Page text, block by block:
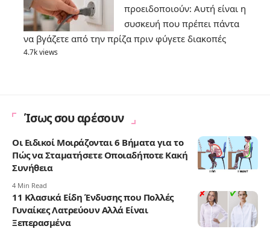
προειδοποιούν: Αυτή είναι η
συσκευή που πρέπει πάντα
να βγάζετε από την πρίζα πριν φύγετε διακοπές
4.7k views
Ίσως σου αρέσουν
Οι Ειδικοί Μοιράζονται 6 Βήματα για το
Πώς να Σταματήσετε Οποιαδήποτε Κακή
Συνήθεια
4 Min Read
11 Κλασικά Είδη Ένδυσης που Πολλές
Γυναίκες Λατρεύουν Αλλά Είναι
Ξεπερασμένα